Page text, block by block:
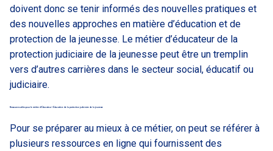
doivent donc se tenir informés des nouvelles pratiques et
des nouvelles approches en matière d’éducation et de
protection de la jeunesse. Le métier d’éducateur de la
protection judiciaire de la jeunesse peut être un tremplin
vers d’autres carrières dans le secteur social, éducatif ou
judiciaire.
Ressources utiles pour le métier d’Éducateur / Éducatrice de la protection judiciaire de la jeunesse
Pour se préparer au mieux à ce métier, on peut se référer à
plusieurs ressources en ligne qui fournissent des